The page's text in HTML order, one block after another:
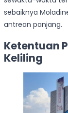
sebaiknya
antrean panjang.
Ketentuan
Keliling